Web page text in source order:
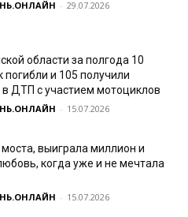
- 29.07.2026
области за полгода 10
погибли и 105 получили
ДТП с участием мотоциклов
- 15.07.2026
моста, выиграла миллион и
когда уже и не мечтала
- 15.07.2026